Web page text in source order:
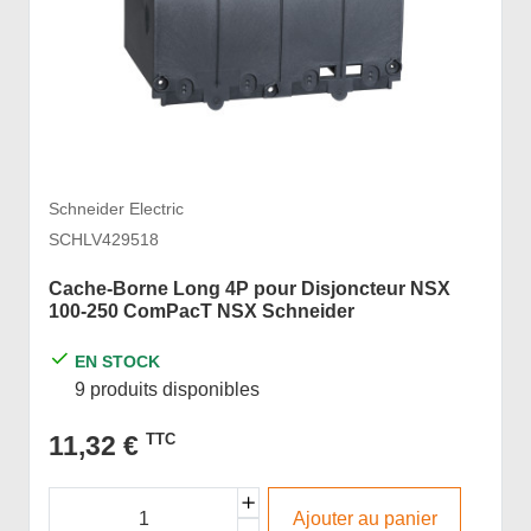
Schneider Electric
SCHLV429518
Cache-Borne Long 4P pour Disjoncteur NSX
100-250 ComPacT NSX Schneider
EN STOCK
9 produits disponibles
11,32 € TTC
Ajouter au panier